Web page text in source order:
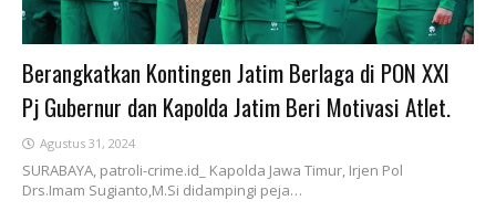
Berangkatkan Kontingen Jatim Berlaga di PON XXI
Pj Gubernur dan Kapolda Jatim Beri Motivasi Atlet.
Agustus 31, 2024
SURABAYA, patroli-crime.id_ Kapolda Jawa Timur, Irjen Pol
Drs.Imam Sugianto,M.Si didampingi peja…